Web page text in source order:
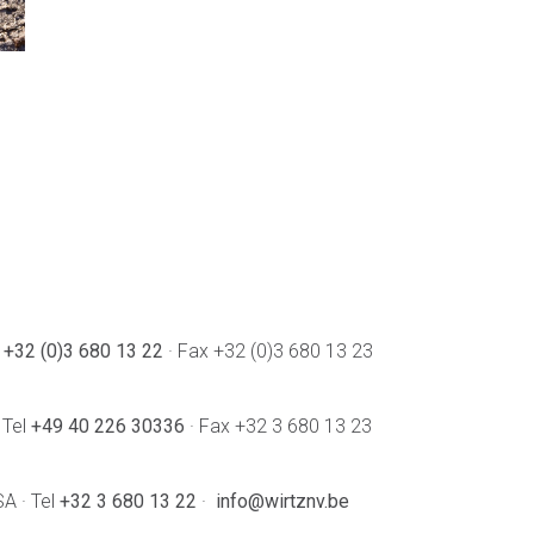
+32 (0)3 680 13 22 · Fax +32 (0)3 680 13 23
+49 40 226 30336 · Fax +32 3 680 13 23
· Tel +32 3 680 13 22 · info@wirtznv.be